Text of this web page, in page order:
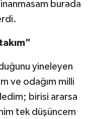
burada
yineleyen
ve odağım milli
birisi ararsa
tek düşüncem